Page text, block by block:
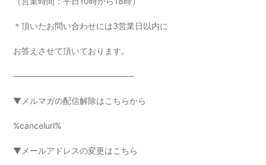
＊頂いたお問い合わせには3営業日以内に
お答えさせて頂いております。
——————————————–
▼メルマガの配信解除はこちらから
%cancelurl%
▼メールアドレスの変更はこちら